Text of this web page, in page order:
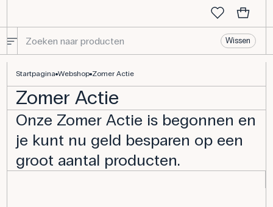
Wissen
Startpagina Webshop Zomer Actie
Zomer Actie
Onze Zomer Actie is begonnen en
je kunt nu geld besparen op een
groot aantal producten.